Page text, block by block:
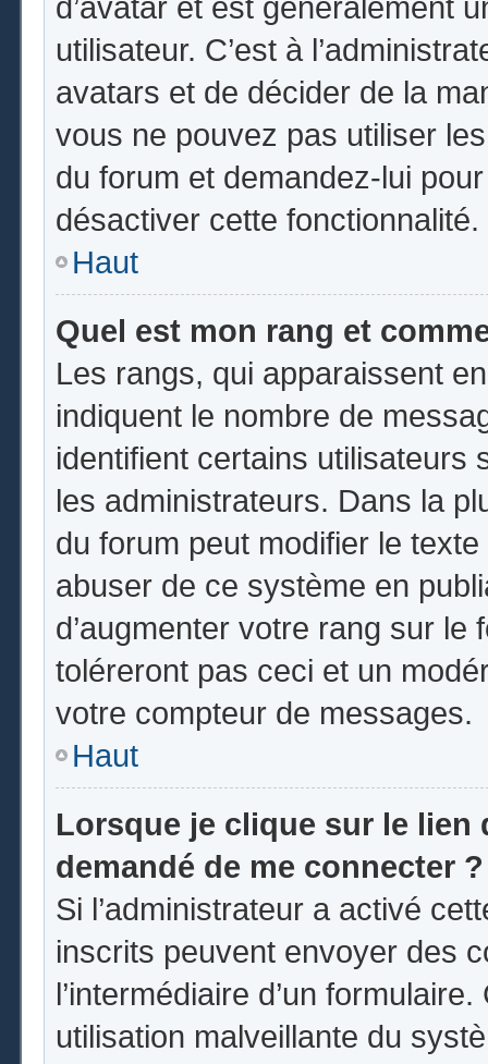
utilisateur. C’est à
avatars et de décider de la
vous ne pouvez pas utiliser
du forum et demandez-lui
désactiver cette fonctionnalité.
Haut
Quel est mon rang et
Les rangs, qui apparaissent
indiquent le nombre de
identifient certains utilisateurs
les administrateurs. Dans la
du forum peut modifier le
abuser de ce système en
d’augmenter votre rang sur
toléreront pas ceci et un
votre compteur de messages.
Haut
Lorsque je clique sur le lien
demandé de me connecter ?
Si l’administrateur a activé
inscrits peuvent envoyer des
l’intermédiaire d’un
utilisation malveillante du